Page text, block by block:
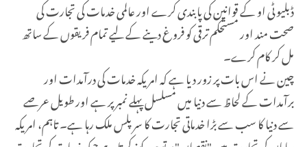
ڈبلیو ٹی او کے قوانین کی پابندی کرے اور عالمی خدمات کی تجارت کی
صحت مند اور مستحکم ترقی کو فروغ دینے کے لیے تمام فریقوں کے ساتھ
مل کر کام کرے۔
چین نے اس بات پر زور دیا ہے کہ امریکہ خدمات کی درآمدات اور
برآمدات کے لحاظ سے دنیا میں مسلسل پہلے نمبر پر ہے اور طویل عرصے
سے دنیا کا سب سے بڑا خدماتی تجارت کا سرپلس ملک رہا ہے۔ تاہم، امریکہ